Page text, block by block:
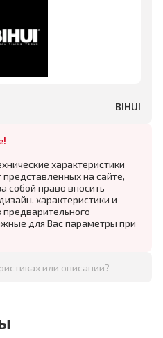
BIHUI
характеристики
представленных на сайте,
собой право вносить
характеристики и
для Вас параметры при
или описании?